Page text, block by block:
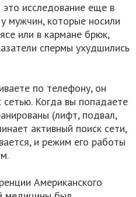
это исследование еще в
мужчин, которые носили
или в кармане брюк,
спермы ухудшились
по телефону, он
сетью. Когда вы попадаете
(лифт, подвал,
активный поиск сети,
и режим его работы
Американского